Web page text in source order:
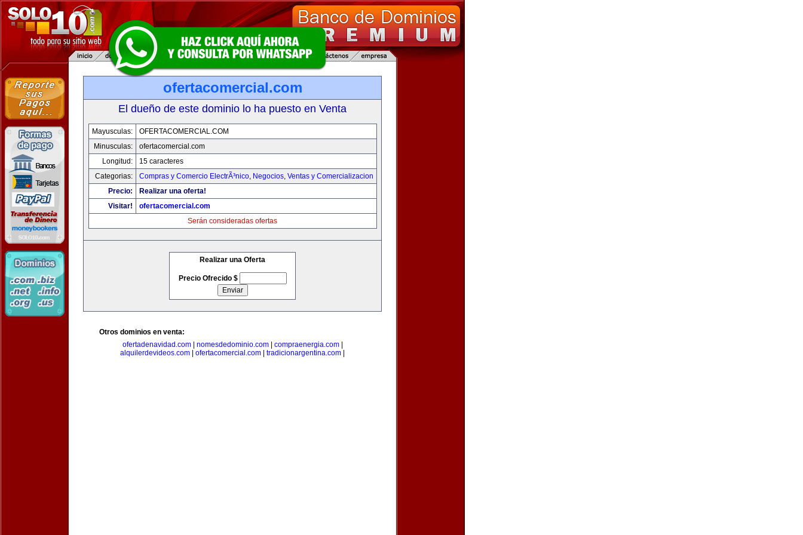
ofertacomercial.com
El dueño de este dominio lo ha puesto en Venta
Mayusculas:
OFERTACOMERCIAL.COM
Minusculas:
ofertacomercial.com
Longitud:
15 caracteres
Categorias:
Compras y Comercio ElectrÃ³nico, Negocios, Ventas y Comercializacion
Precio:
Realizar una oferta!
Visitar!
ofertacomercial.com
Serán consideradas ofertas
Realizar una Oferta
Precio Ofrecido $
Otros dominios en venta:
ofertadenavidad.com| nomesdedominio.com| compraenergia.com|
alquilerdevideos.com
ofertacomercial.com tradicionargentina.com